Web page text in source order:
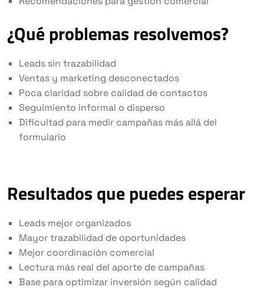
¿Qué problemas resolvemos?
Leads sin trazabilidad
Ventas y marketing desconectados
Poca claridad sobre calidad de contactos
Seguimiento informal o disperso
Dificultad para medir campañas más allá del
formulario
Resultados que puedes esperar
Leads mejor organizados
Mayor trazabilidad de oportunidades
Mejor coordinación comercial
Lectura más real del aporte de campañas
Base para optimizar inversión según calidad